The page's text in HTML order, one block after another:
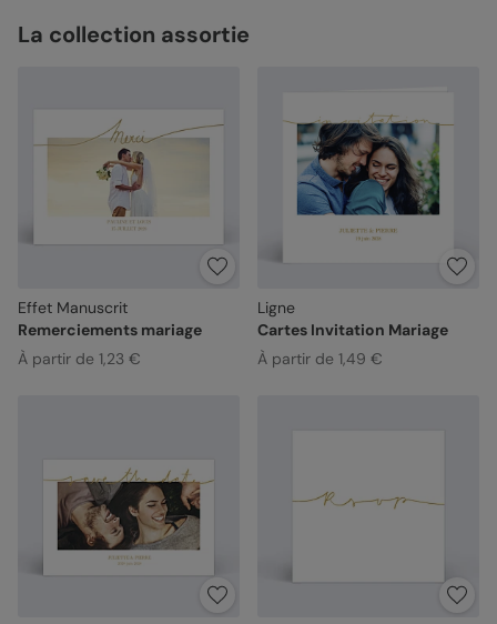
La collection assortie
Effet Manuscrit
Remerciements mariage
À partir de 1,23 €
Ligne
Cartes Invitation Mariage
À partir de 1,49 €